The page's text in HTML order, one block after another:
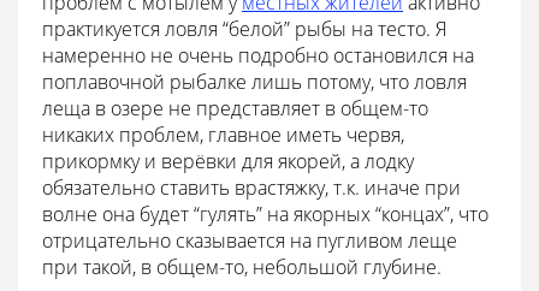
практикуется ловля “белой” рыбы на тесто. Я
намеренно не очень подробно остановился на
поплавочной рыбалке лишь потому, что ловля
леща в озере не представляет в общем-то
никаких проблем, главное иметь червя,
прикормку и верёвки для якорей, а лодку
обязательно ставить врастяжку, т.к. иначе при
волне она будет “гулять” на якорных “концах”, что
отрицательно сказывается на пугливом леще
при такой, в общем-то, небольшой глубине.